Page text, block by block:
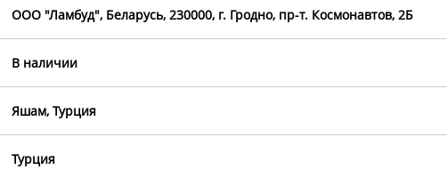
ООО "Ламбуд", Беларусь, 230000, г. Гродно, пр-т. Космонавтов, 2Б
В наличии
Яшам, Турция
Турция